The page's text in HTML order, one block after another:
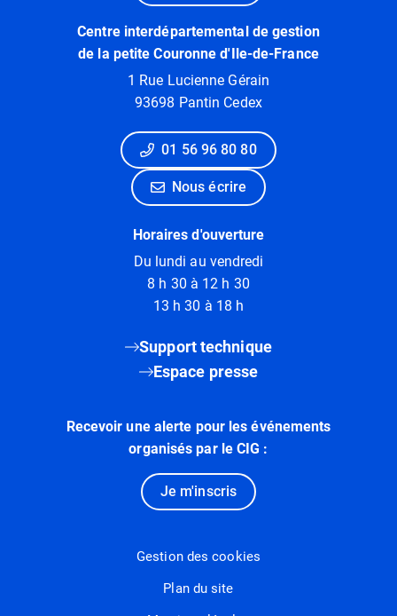
Centre interdépartemental de gestion
de la petite Couronne d'Ile-de-France
1 Rue Lucienne Gérain
93698 Pantin Cedex
01 56 96 80 80
Nous écrire
Horaires d'ouverture
Du lundi au vendredi
8 h 30 à 12 h 30
13 h 30 à 18 h
Support technique
Espace presse
Recevoir une alerte pour les événements
organisés par le CIG :
Je m'inscris
Gestion des cookies
Plan du site